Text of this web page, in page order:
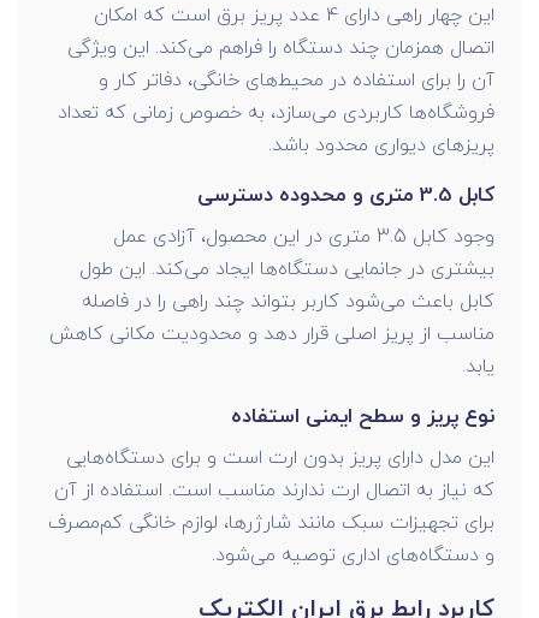
این چهار راهی دارای 4 عدد پریز برق است که امکان
اتصال همزمان چند دستگاه را فراهم می‌کند. این ویژگی
آن را برای استفاده در محیط‌های خانگی، دفاتر کار و
فروشگاه‌ها کاربردی می‌سازد، به خصوص زمانی که تعداد
پریزهای دیواری محدود باشد.
کابل 3.5 متری و محدوده دسترسی
وجود کابل 3.5 متری در این محصول، آزادی عمل
بیشتری در جانمایی دستگاه‌ها ایجاد می‌کند. این طول
کابل باعث می‌شود کاربر بتواند چند راهی را در فاصله
مناسب از پریز اصلی قرار دهد و محدودیت مکانی کاهش
یابد.
نوع پریز و سطح ایمنی استفاده
این مدل دارای پریز بدون ارت است و برای دستگاه‌هایی
که نیاز به اتصال ارت ندارند مناسب است. استفاده از آن
برای تجهیزات سبک مانند شارژرها، لوازم خانگی کم‌مصرف
و دستگاه‌های اداری توصیه می‌شود.
کاربرد رابط برق ایران الکتریک